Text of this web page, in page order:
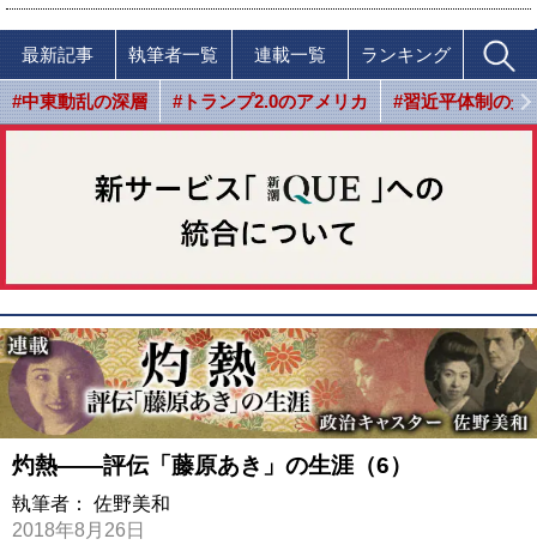
最新記事 執筆者一覧 連載一覧 ランキング
#中東動乱の深層 #トランプ2.0のアメリカ #習近平体制の光
灼熱――評伝「藤原あき」の生涯（6）
執筆者： 佐野美和
2018年8月26日